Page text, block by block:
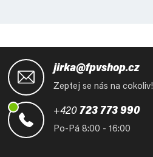
jirka@fpvshop.cz
Zeptej se nás na cokoliv!
+420 723 773 990
Po-Pá 8:00 - 16:00